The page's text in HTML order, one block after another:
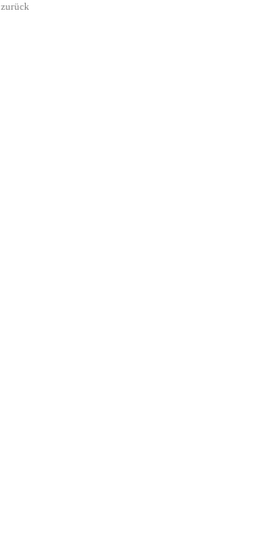
zurück